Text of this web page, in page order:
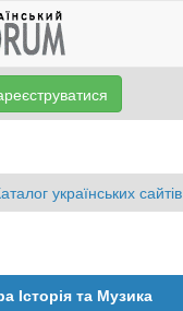
українських сайтів
Історія та Музика